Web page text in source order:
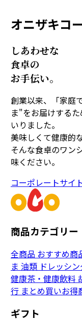
オニザキコ
しあわせな
食卓の
お手伝い。
創業以来、「家庭
ま"をお届けする
いりました。
美味しくて健康的
そんな食卓のワン
味ください。
コーポレートサイ
商品カテゴリー
全商品 おすすめ商
ま 油類 ドレッシ
健康茶・健康飲料
行 まとめ買いお得
ギフト